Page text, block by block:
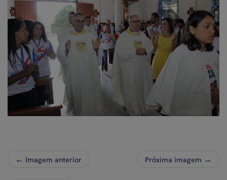
← Imagem anterior Próxima imagem →